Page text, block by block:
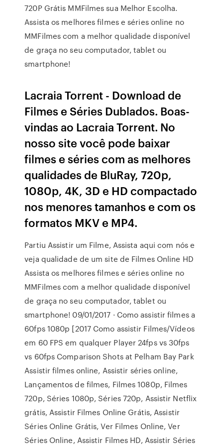
720P Grátis MMFilmes sua Melhor Escolha.
Assista os melhores filmes e séries online no
MMFilmes com a melhor qualidade disponível
de graça no seu computador, tablet ou
smartphone!
Lacraia Torrent - Download de
Filmes e Séries Dublados. Boas-
vindas ao Lacraia Torrent. No
nosso site você pode baixar
filmes e séries com as melhores
qualidades de BluRay, 720p,
1080p, 4K, 3D e HD compactado
nos menores tamanhos e com os
formatos MKV e MP4.
Partiu Assistir um Filme, Assista aqui com nós e
veja qualidade de um site de Filmes Online HD
Assista os melhores filmes e séries online no
MMFilmes com a melhor qualidade disponível
de graça no seu computador, tablet ou
smartphone! 09/01/2017 · Como assistir filmes a
60fps 1080p [2017 Como assistir Filmes/Vídeos
em 60 FPS em qualquer Player 24fps vs 30fps
vs 60fps Comparison Shots at Pelham Bay Park
Assistir filmes online, Assistir séries online,
Lançamentos de filmes, Filmes 1080p, Filmes
720p, Séries 1080p, Séries 720p, Assistir Netflix
grátis, Assistir Filmes Online Grátis, Assistir
Séries Online Grátis, Ver Filmes Online, Ver
Séries Online, Assistir Filmes HD, Assistir Séries